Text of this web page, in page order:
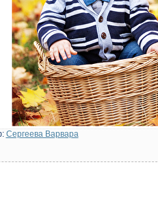
Сергеева Варвара